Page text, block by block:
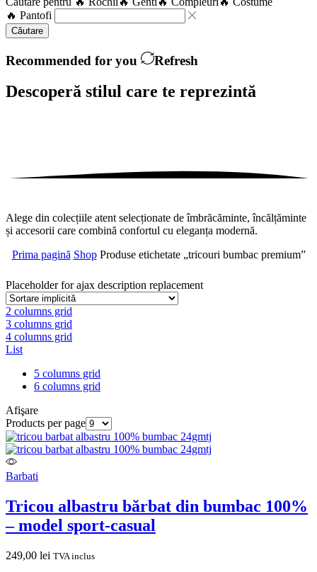
🔥 Pantofi
Căutare
Recommended for you Refresh
Descoperă stilul care te reprezintă
Alege din colecțiile atent selecționate de îmbrăcăminte, încălțăminte
și accesorii care combină confortul cu eleganța modernă.
Prima pagină Shop Produse etichetate „tricouri bumbac premium”
Placeholder for ajax description replacement
2 columns grid
3 columns grid
4 columns grid
List
5 columns grid
6 columns grid
Afişare
Products per page
Barbati
Tricou albastru bărbat din bumbac 100%
– model sport-casual
249,00 lei TVA inclus